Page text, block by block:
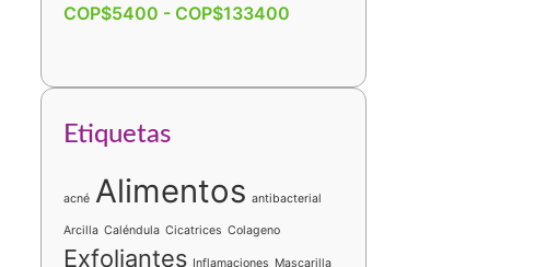
COP$5400 - COP$133400
Etiquetas
acné Alimentos antibacterial
Arcilla Caléndula Cicatrices Colageno
Exfoliantes Inflamaciones Mascarilla